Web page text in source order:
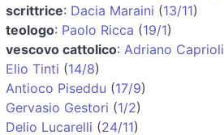
scrittrice: Dacia Maraini (13/11)
teologo: Paolo Ricca (19/1)
vescovo cattolico: Adriano Caprioli
Elio Tinti (14/8)
Antioco Piseddu (17/9)
Gervasio Gestori (1/2)
Delio Lucarelli (24/11)